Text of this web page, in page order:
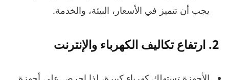
يجب أن تتميز في الأسعار، البيئة، والخدمة.
2. ارتفاع تكاليف الكهرباء والإنترنت